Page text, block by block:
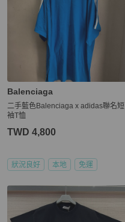
Balenciaga
二手藍色Balenciaga x adidas聯名短
袖T恤
TWD 4,800
狀況良好 本地 免運